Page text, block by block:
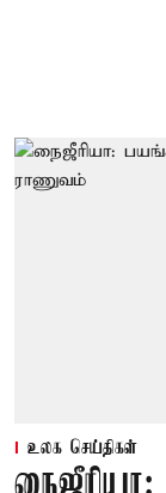
உலக செய்திகள்